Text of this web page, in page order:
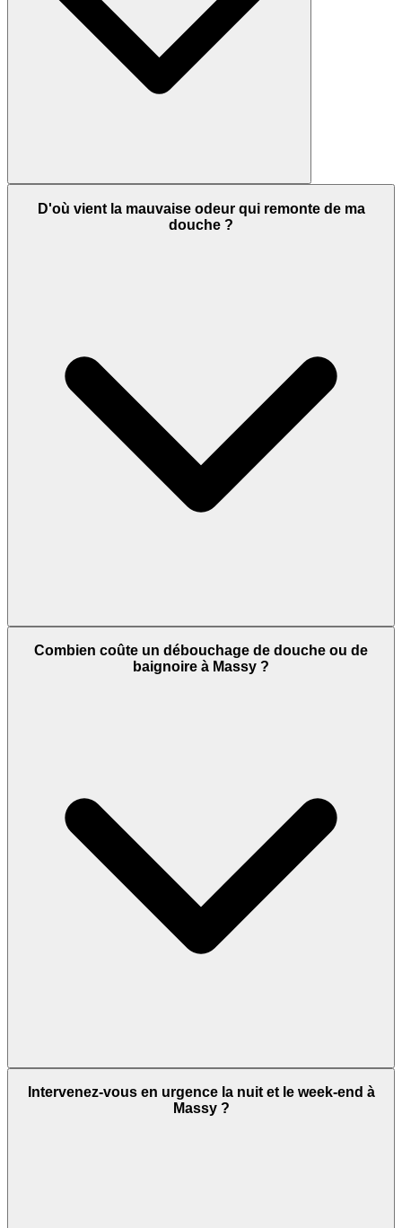
D'où vient la mauvaise odeur qui remonte de ma
douche ?
Combien coûte un débouchage de douche ou de
baignoire à Massy ?
Intervenez-vous en urgence la nuit et le week-end à
Massy ?